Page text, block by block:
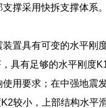
撑采用快拆支撑体系
装置具有可变的水平刚
具有足够的水平刚度
用要求；在中强地震
较小，上部结构水平